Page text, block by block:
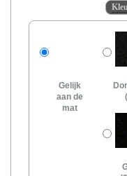
Gelijk
aan de
mat